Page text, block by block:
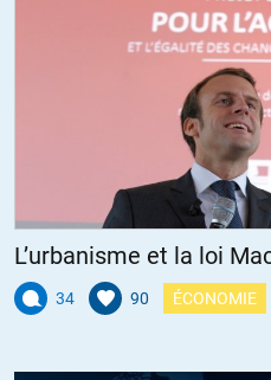
ressources (« assets »), attendre
échelons hiérarchiques, les
cadeaux puis gros cadeaux),
prix du pétrole, Russie et Iran ont
troubles politiques aux Emirats
j’imagine qu’Assad et les
revanche, froide.
il ne l’a pas fait parce que il
L’urbanisme et la loi
34 90 ÉCONOMIE